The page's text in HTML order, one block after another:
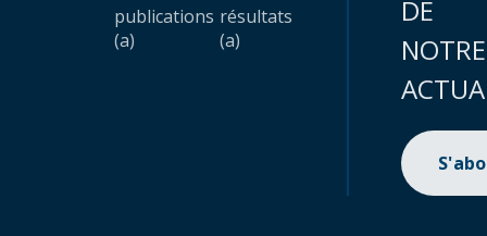
publications
(a)
résultats
(a)
DE
NOTRE